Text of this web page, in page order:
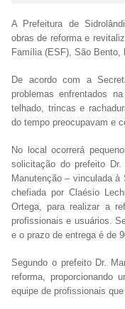
A Prefeitura de
obras de reforma e
Família (ESF), São Bento,
De acordo com a
problemas enfrentados
telhado, trincas e
do tempo preocupavam e
No local ocorrerá
solicitação do prefeito
Manutenção – vinculada à
chefiada por Claésio
Ortega, para realizar a
profissionais e usuários.
e o prazo de entrega é de
Segundo o prefeito Dr.
reforma, proporcionando
equipe de profissionais